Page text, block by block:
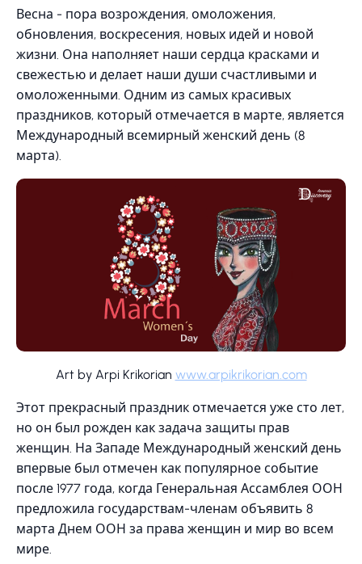
Весна - пора возрождения, омоложения,
обновления, воскресения, новых идей и новой
жизни. Она наполняет наши сердца красками и
свежестью и делает наши души счастливыми и
омоложенными. Одним из самых красивых
праздников, который отмечается в марте, является
Международный всемирный женский день (8
марта).
Art by Arpi Krikorian www.arpikrikorian.com
Этот прекрасный праздник отмечается уже сто лет,
но он был рожден как задача защиты прав
женщин. На Западе Международный женский день
впервые был отмечен как популярное событие
после 1977 года, когда Генеральная Ассамблея ООН
предложила государствам-членам объявить 8
марта Днем ООН за права женщин и мир во всем
мире.